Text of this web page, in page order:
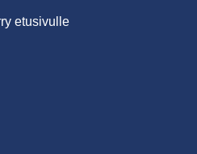
etusivulle